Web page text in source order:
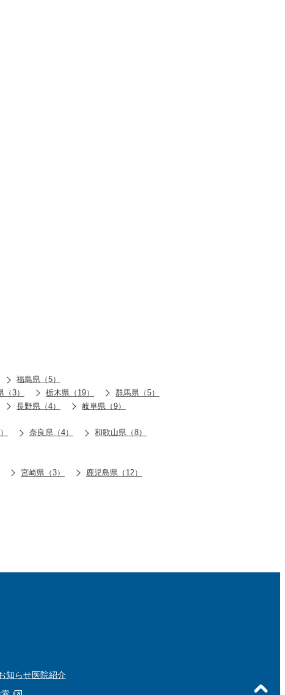
福島県（5）
（3） 栃木県（19） 群馬県（5）
長野県（4）
岐阜県（9）
奈良県（4） 和歌山県（8）
宮崎県（3）
鹿児島県（12）
知らせ医院紹介